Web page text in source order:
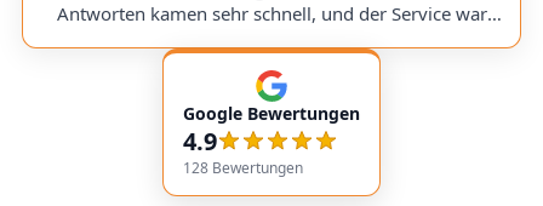
would use them again anytime!
Antworten kamen sehr schnell, und der Service war
empfehlenswert! Very friendly and professional
communication. Responses came very quickly, and the
service overall was extremely friendly and reliable.
Highly recommended!
Google Bewertungen
4.9
128 Bewertungen